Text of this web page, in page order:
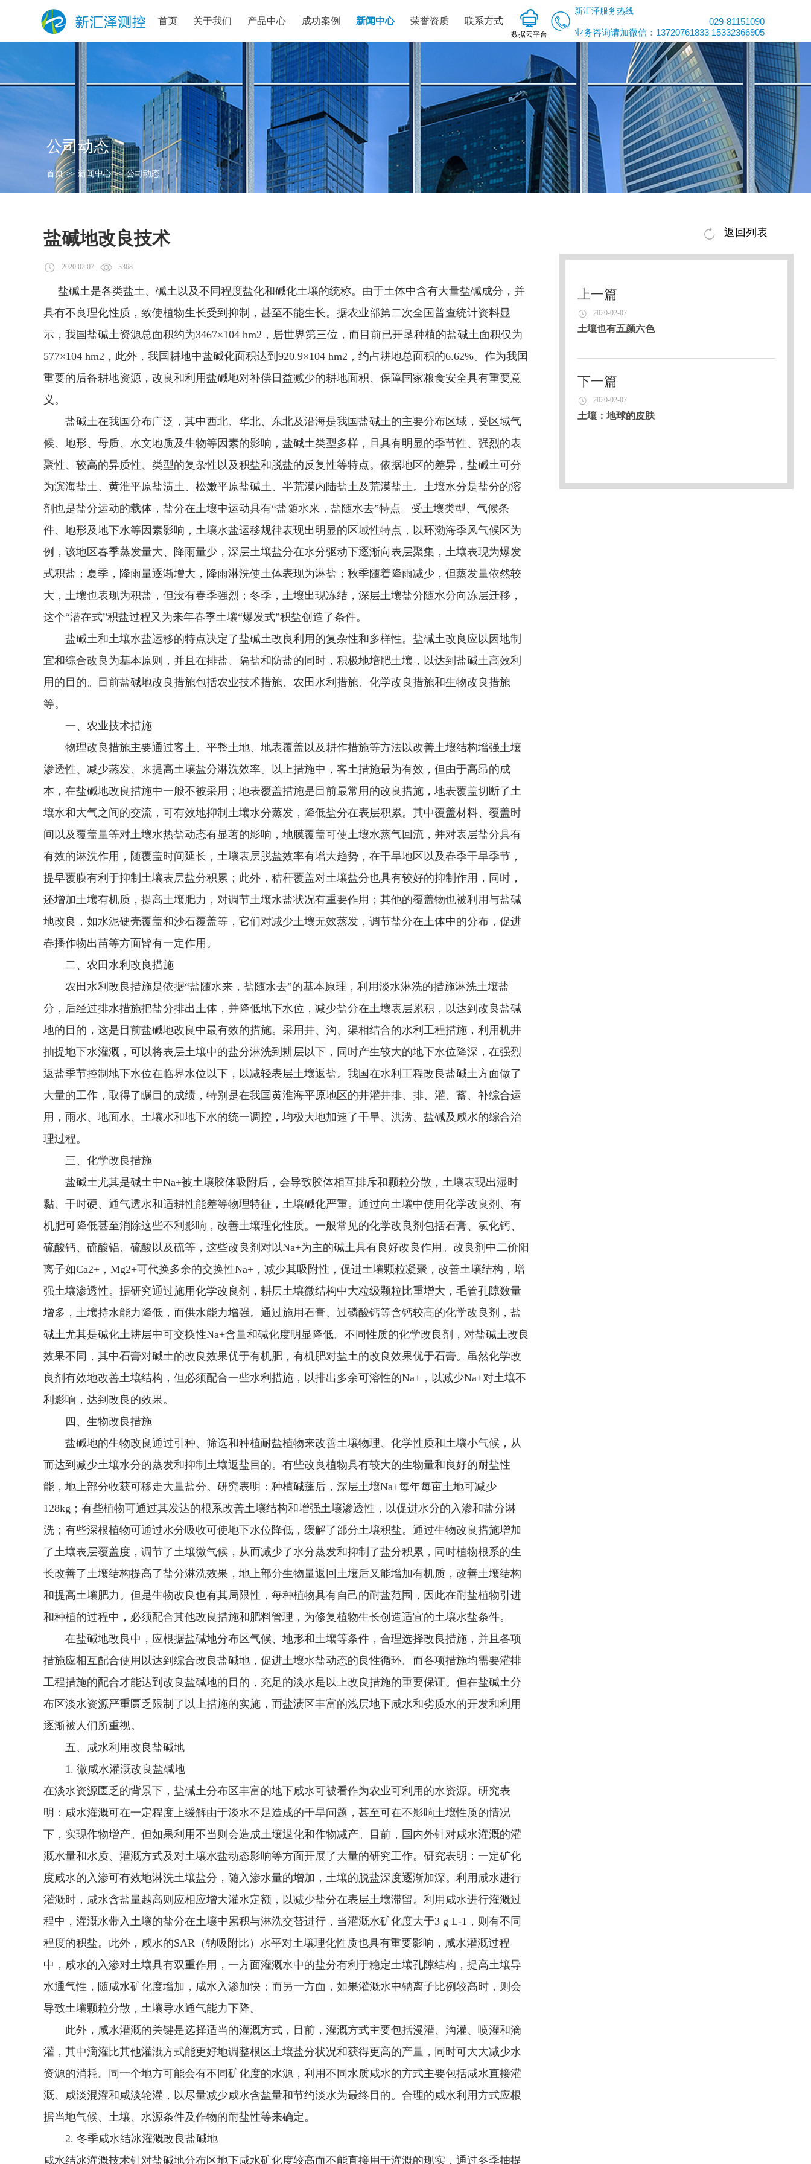
首页 关于我们 产品中心 成功案例 新闻中心 荣誉资质 联系方式
数据云平台
新汇泽服务热线
029-81151090
业务咨询请加微信：13720761833 15332366905
公司动态
首页 >> 新闻中心 >> 公司动态
盐碱地改良技术
2020.02.07 3368
盐碱土是各类盐土、碱土以及不同程度盐化和碱化土壤的统称。由于土体中含有大量盐碱成分，并
具有不良理化性质，致使植物生长受到抑制，甚至不能生长。据农业部第二次全国普查统计资料显
示，我国盐碱土资源总面积约为3467×104 hm2，居世界第三位，而目前已开垦种植的盐碱土面积仅为
577×104 hm2，此外，我国耕地中盐碱化面积达到920.9×104 hm2，约占耕地总面积的6.62%。作为我国
重要的后备耕地资源，改良和利用盐碱地对补偿日益减少的耕地面积、保障国家粮食安全具有重要意
义。
盐碱土在我国分布广泛，其中西北、华北、东北及沿海是我国盐碱土的主要分布区域，受区域气
候、地形、母质、水文地质及生物等因素的影响，盐碱土类型多样，且具有明显的季节性、强烈的表
聚性、较高的异质性、类型的复杂性以及积盐和脱盐的反复性等特点。依据地区的差异，盐碱土可分
为滨海盐土、黄淮平原盐渍土、松嫩平原盐碱土、半荒漠内陆盐土及荒漠盐土。土壤水分是盐分的溶
剂也是盐分运动的载体，盐分在土壤中运动具有“盐随水来，盐随水去”特点。受土壤类型、气候条
件、地形及地下水等因素影响，土壤水盐运移规律表现出明显的区域性特点，以环渤海季风气候区为
例，该地区春季蒸发量大、降雨量少，深层土壤盐分在水分驱动下逐渐向表层聚集，土壤表现为爆发
式积盐；夏季，降雨量逐渐增大，降雨淋洗使土体表现为淋盐；秋季随着降雨减少，但蒸发量依然较
大，土壤也表现为积盐，但没有春季强烈；冬季，土壤出现冻结，深层土壤盐分随水分向冻层迁移，
这个“潜在式”积盐过程又为来年春季土壤“爆发式”积盐创造了条件。
盐碱土和土壤水盐运移的特点决定了盐碱土改良利用的复杂性和多样性。盐碱土改良应以因地制
宜和综合改良为基本原则，并且在排盐、隔盐和防盐的同时，积极地培肥土壤，以达到盐碱土高效利
用的目的。目前盐碱地改良措施包括农业技术措施、农田水利措施、化学改良措施和生物改良措施
等。
一、农业技术措施
物理改良措施主要通过客土、平整土地、地表覆盖以及耕作措施等方法以改善土壤结构增强土壤
渗透性、减少蒸发、来提高土壤盐分淋洗效率。以上措施中，客土措施最为有效，但由于高昂的成
本，在盐碱地改良措施中一般不被采用；地表覆盖措施是目前最常用的改良措施，地表覆盖切断了土
壤水和大气之间的交流，可有效地抑制土壤水分蒸发，降低盐分在表层积累。其中覆盖材料、覆盖时
间以及覆盖量等对土壤水热盐动态有显著的影响，地膜覆盖可使土壤水蒸气回流，并对表层盐分具有
有效的淋洗作用，随覆盖时间延长，土壤表层脱盐效率有增大趋势，在干旱地区以及春季干旱季节，
提早覆膜有利于抑制土壤表层盐分积累；此外，秸秆覆盖对土壤盐分也具有较好的抑制作用，同时，
还增加土壤有机质，提高土壤肥力，对调节土壤水盐状况有重要作用；其他的覆盖物也被利用与盐碱
地改良，如水泥硬壳覆盖和沙石覆盖等，它们对减少土壤无效蒸发，调节盐分在土体中的分布，促进
春播作物出苗等方面皆有一定作用。
二、农田水利改良措施
农田水利改良措施是依据“盐随水来，盐随水去”的基本原理，利用淡水淋洗的措施淋洗土壤盐
分，后经过排水措施把盐分排出土体，并降低地下水位，减少盐分在土壤表层累积，以达到改良盐碱
地的目的，这是目前盐碱地改良中最有效的措施。采用井、沟、渠相结合的水利工程措施，利用机井
抽提地下水灌溉，可以将表层土壤中的盐分淋洗到耕层以下，同时产生较大的地下水位降深，在强烈
返盐季节控制地下水位在临界水位以下，以减轻表层土壤返盐。我国在水利工程改良盐碱土方面做了
大量的工作，取得了瞩目的成绩，特别是在我国黄淮海平原地区的井灌井排、排、灌、蓄、补综合运
用，雨水、地面水、土壤水和地下水的统一调控，均极大地加速了干旱、洪涝、盐碱及咸水的综合治
理过程。
三、化学改良措施
盐碱土尤其是碱土中Na+被土壤胶体吸附后，会导致胶体相互排斥和颗粒分散，土壤表现出湿时
黏、干时硬、通气透水和适耕性能差等物理特征，土壤碱化严重。通过向土壤中使用化学改良剂、有
机肥可降低甚至消除这些不利影响，改善土壤理化性质。一般常见的化学改良剂包括石膏、氯化钙、
硫酸钙、硫酸铝、硫酸以及硫等，这些改良剂对以Na+为主的碱土具有良好改良作用。改良剂中二价阳
离子如Ca2+，Mg2+可代换多余的交换性Na+，减少其吸附性，促进土壤颗粒凝聚，改善土壤结构，增
强土壤渗透性。据研究通过施用化学改良剂，耕层土壤微结构中大粒级颗粒比重增大，毛管孔隙数量
增多，土壤持水能力降低，而供水能力增强。通过施用石膏、过磷酸钙等含钙较高的化学改良剂，盐
碱土尤其是碱化土耕层中可交换性Na+含量和碱化度明显降低。不同性质的化学改良剂，对盐碱土改良
效果不同，其中石膏对碱土的改良效果优于有机肥，有机肥对盐土的改良效果优于石膏。虽然化学改
良剂有效地改善土壤结构，但必须配合一些水利措施，以排出多余可溶性的Na+，以减少Na+对土壤不
利影响，达到改良的效果。
四、生物改良措施
盐碱地的生物改良通过引种、筛选和种植耐盐植物来改善土壤物理、化学性质和土壤小气候，从
而达到减少土壤水分的蒸发和抑制土壤返盐目的。有些改良植物具有较大的生物量和良好的耐盐性
能，地上部分收获可移走大量盐分。研究表明：种植碱蓬后，深层土壤Na+每年每亩土地可减少
128kg；有些植物可通过其发达的根系改善土壤结构和增强土壤渗透性，以促进水分的入渗和盐分淋
洗；有些深根植物可通过水分吸收可使地下水位降低，缓解了部分土壤积盐。通过生物改良措施增加
了土壤表层覆盖度，调节了土壤微气候，从而减少了水分蒸发和抑制了盐分积累，同时植物根系的生
长改善了土壤结构提高了盐分淋洗效果，地上部分生物量返回土壤后又能增加有机质，改善土壤结构
和提高土壤肥力。但是生物改良也有其局限性，每种植物具有自己的耐盐范围，因此在耐盐植物引进
和种植的过程中，必须配合其他改良措施和肥料管理，为修复植物生长创造适宜的土壤水盐条件。
在盐碱地改良中，应根据盐碱地分布区气候、地形和土壤等条件，合理选择改良措施，并且各项
措施应相互配合使用以达到综合改良盐碱地，促进土壤水盐动态的良性循环。而各项措施均需要灌排
工程措施的配合才能达到改良盐碱地的目的，充足的淡水是以上改良措施的重要保证。但在盐碱土分
布区淡水资源严重匮乏限制了以上措施的实施，而盐渍区丰富的浅层地下咸水和劣质水的开发和利用
逐渐被人们所重视。
五、咸水利用改良盐碱地
1. 微咸水灌溉改良盐碱地
在淡水资源匮乏的背景下，盐碱土分布区丰富的地下咸水可被看作为农业可利用的水资源。研究表
明：咸水灌溉可在一定程度上缓解由于淡水不足造成的干旱问题，甚至可在不影响土壤性质的情况
下，实现作物增产。但如果利用不当则会造成土壤退化和作物减产。目前，国内外针对咸水灌溉的灌
溉水量和水质、灌溉方式及对土壤水盐动态影响等方面开展了大量的研究工作。研究表明：一定矿化
度咸水的入渗可有效地淋洗土壤盐分，随入渗水量的增加，土壤的脱盐深度逐渐加深。利用咸水进行
灌溉时，咸水含盐量越高则应相应增大灌水定额，以减少盐分在表层土壤滞留。利用咸水进行灌溉过
程中，灌溉水带入土壤的盐分在土壤中累积与淋洗交替进行，当灌溉水矿化度大于3 g L-1，则有不同
程度的积盐。此外，咸水的SAR（钠吸附比）水平对土壤理化性质也具有重要影响，咸水灌溉过程
中，咸水的入渗对土壤具有双重作用，一方面灌溉水中的盐分有利于稳定土壤孔隙结构，提高土壤导
水通气性，随咸水矿化度增加，咸水入渗加快；而另一方面，如果灌溉水中钠离子比例较高时，则会
导致土壤颗粒分散，土壤导水通气能力下降。
此外，咸水灌溉的关键是选择适当的灌溉方式，目前，灌溉方式主要包括漫灌、沟灌、喷灌和滴
灌，其中滴灌比其他灌溉方式能更好地调整根区土壤盐分状况和获得更高的产量，同时可大大减少水
资源的消耗。同一个地方可能会有不同矿化度的水源，利用不同水质咸水的方式主要包括咸水直接灌
溉、咸淡混灌和咸淡轮灌，以尽量减少咸水含盐量和节约淡水为最终目的。合理的咸水利用方式应根
据当地气候、土壤、水源条件及作物的耐盐性等来确定。
2. 冬季咸水结冰灌溉改良盐碱地
咸水结冰灌溉技术针对盐碱地分布区地下咸水矿化度较高而不能直接用于灌溉的现实，通过冬季抽提
返回列表
上一篇
2020-02-07
土壤也有五颜六色
下一篇
2020-02-07
土壤：地球的皮肤